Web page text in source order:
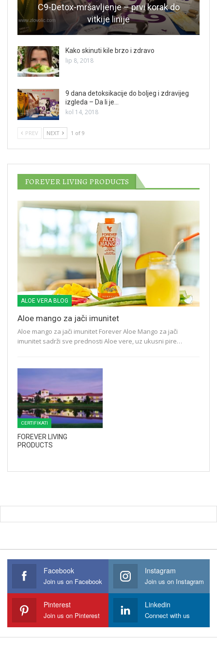
C9-Detox-mršavljenje – prvi korak do
vitkije linije
Kako skinuti kile brzo i zdravo
lip 8, 2018
9 dana detoksikacije do boljeg i zdravijeg
izgleda – Da li je…
kol 14, 2018
PREV NEXT 1 of 9
FOREVER LIVING PRODUCTS
ALOE VERA BLOG
Aloe mango za jači imunitet
Aloe mango za jači imunitet Forever Aloe Mango za jači
imunitet sadrži sve prednosti Aloe vere, uz ukusni pire…
CERTIFIKATI
FOREVER LIVING
PRODUCTS
Facebook
Join us on Facebook
Instagram
Join us on Instagram
Pinterest
Join us on Pinterest
Linkedin
Connect with us